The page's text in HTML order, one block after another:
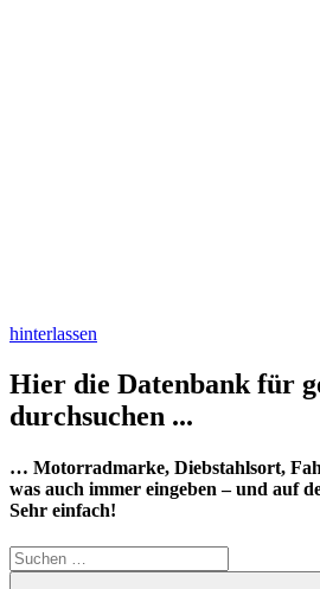
hinterlassen
Hier die Datenbank für
durchsuchen ...
… Motorradmarke, Diebstahlsort,
was auch immer eingeben – und auf
Sehr einfach!
Suchen
nach: